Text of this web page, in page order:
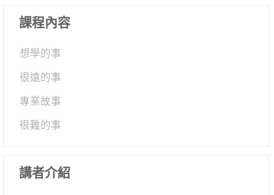
課程內容
想學的事
很遠的事
專業故事
很難的事
講者介紹